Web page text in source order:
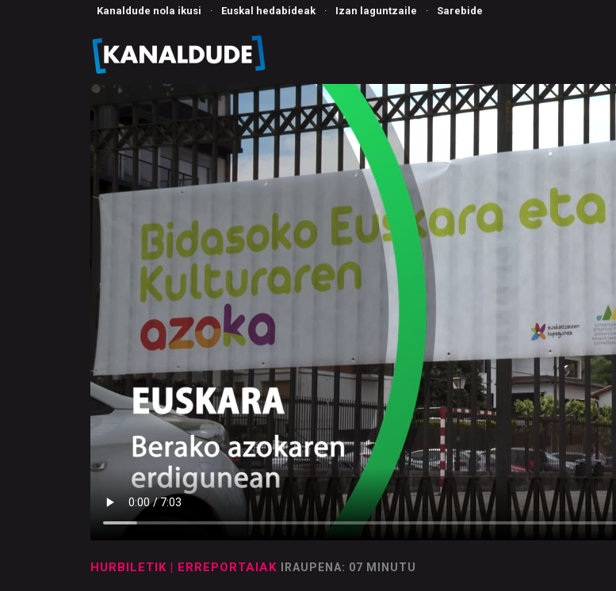
Kanaldude nola ikusi · Euskal hedabideak · Izan laguntzaile · Sarebide
HURBILETIK | ERREPORTAIAK IRAUPENA: 07 MINUTU